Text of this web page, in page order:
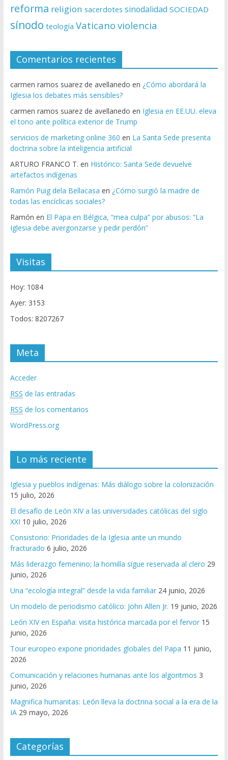
reforma religion sacerdotes sinodalidad SOCIEDAD
sínodo teología Vaticano violencia
Comentarios recientes
carmen ramos suarez de avellanedo en ¿Cómo abordará la
Iglesia los debates más sensibles?
carmen ramos suarez de avellanedo en Iglesia en EE.UU. eleva
el tono ante política exterior de Trump
servicios de marketing online 360 en La Santa Sede presenta
doctrina sobre la inteligencia artificial
ARTURO FRANCO T. en Histórico: Santa Sede devuelve
artefactos indígenas
Ramón Puig dela Bellacasa en ¿Cómo surgió la madre de
todas las encíclicas sociales?
Ramón en El Papa en Bélgica, “mea culpa” por abusos: “La
Iglesia debe avergonzarse y pedir perdón”
Visitas
Hoy: 1084
Ayer: 3153
Todos: 8207267
Meta
Acceder
RSS de las entradas
RSS de los comentarios
WordPress.org
Lo más reciente
Iglesia y pueblos indígenas: Más diálogo sobre la colonización
15 julio, 2026
El desafío de León XIV a las universidades católicas del siglo
XXI 10 julio, 2026
Consistorio: Prioridades de la Iglesia ante un mundo
fracturado 6 julio, 2026
Más liderazgo femenino; la homilía sigue reservada al clero 29
junio, 2026
Una “ecología integral” desde la vida familiar 24 junio, 2026
Un modelo de periodismo católico: John Allen Jr. 19 junio, 2026
León XIV en España: visita histórica marcada por el fervor 15
junio, 2026
Tour europeo expone prioridades globales del Papa 11 junio,
2026
Comunicación y relaciones humanas ante los algoritmos 3
junio, 2026
Magnifica humanitas: León lleva la doctrina social a la era de la
IA 29 mayo, 2026
Categorías